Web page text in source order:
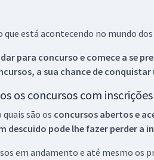
está acontecendo no mundo dos
para concurso e comece a se
a sua chance de
os concursos com
são os concursos abertos e
pode lhe fazer perder a
em andamento e até mesmo os